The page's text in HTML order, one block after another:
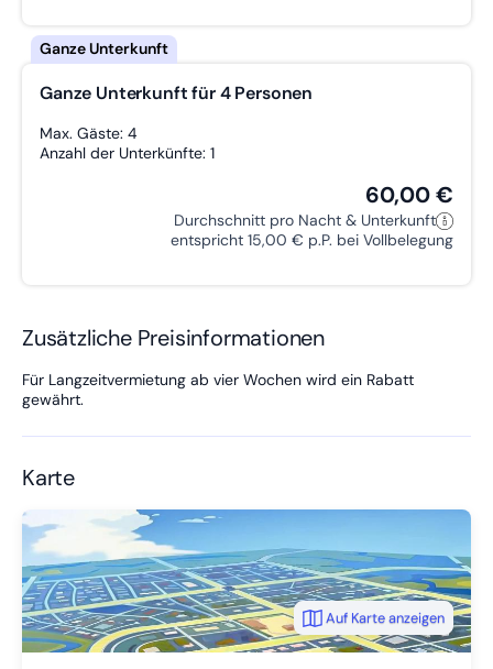
Ganze Unterkunft für 4 Personen
Max. Gäste: 4
Anzahl der Unterkünfte: 1
60,00 €
Durchschnitt pro Nacht & Unterkunft
entspricht 15,00 € p.P. bei Vollbelegung
Zusätzliche Preisinformationen
Für Langzeitvermietung ab vier Wochen wird ein Rabatt
gewährt.
Karte
Auf Karte anzeigen